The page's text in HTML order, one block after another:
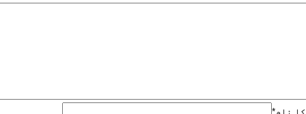
نام*